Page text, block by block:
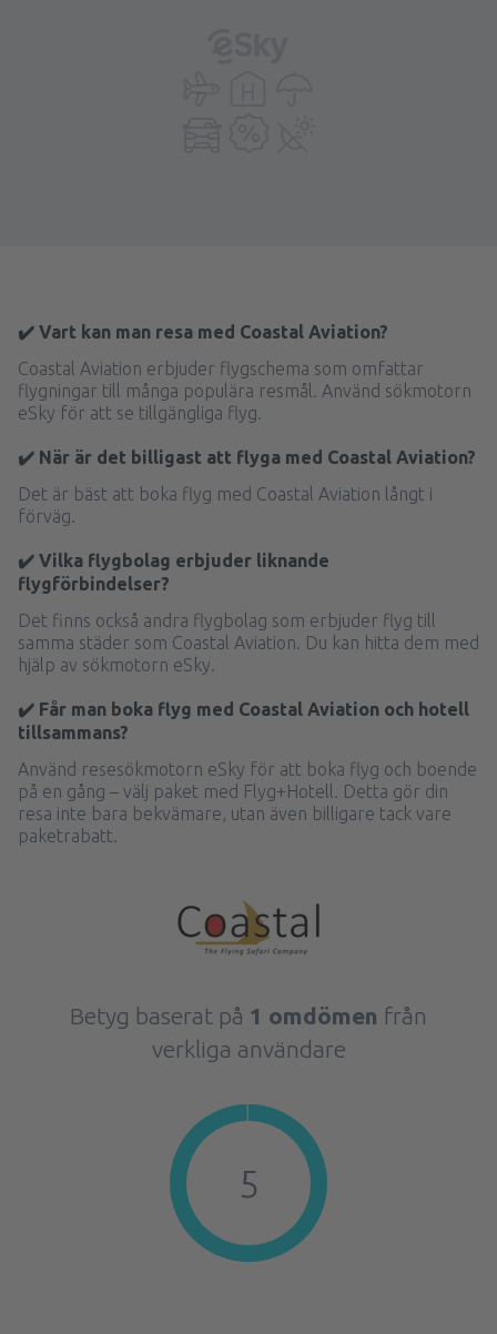
✔️ Vart kan man resa med Coastal Aviation?
Coastal Aviation erbjuder flygschema som omfattar
flygningar till många populära resmål. Använd sökmotorn
eSky för att se tillgängliga flyg.
✔️ När är det billigast att flyga med Coastal Aviation?
Det är bäst att boka flyg med Coastal Aviation långt i
förväg.
✔️ Vilka flygbolag erbjuder liknande
flygförbindelser?
Det finns också andra flygbolag som erbjuder flyg till
samma städer som Coastal Aviation. Du kan hitta dem med
hjälp av sökmotorn eSky.
✔️ Får man boka flyg med Coastal Aviation och hotell
tillsammans?
Använd resesökmotorn eSky för att boka flyg och boende
på en gång – välj paket med Flyg+Hotell. Detta gör din
resa inte bara bekvämare, utan även billigare tack vare
paketrabatt.
Betyg baserat på 1 omdömen från
verkliga användare
5